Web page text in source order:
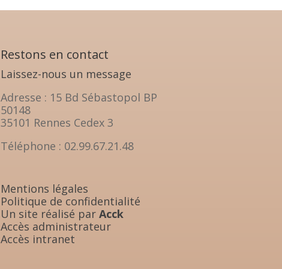
Restons en contact
Laissez-nous un message
Adresse : 15 Bd Sébastopol BP
50148
35101 Rennes Cedex 3
Téléphone : 02.99.67.21.48
Mentions légales
Politique de confidentialité
Un site réalisé parAcck
Accès administrateur
Accès intranet